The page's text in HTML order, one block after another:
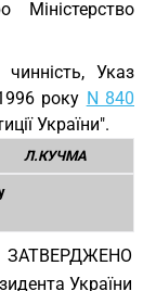
Указ
року N 840
України".
Л.КУЧМА
ЗАТВЕРДЖЕНО
України